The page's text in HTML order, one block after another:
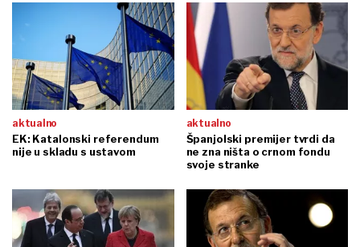
aktualno
EK: Katalonski referendum
nije u skladu s ustavom
aktualno
Španjolski premijer tvrdi da
ne zna ništa o crnom fondu
svoje stranke